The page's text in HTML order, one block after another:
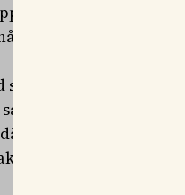
vilket innebär
inomhus för att
och
har vi tagit
säger Robert ter